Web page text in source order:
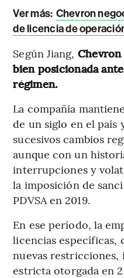
Ver más: Chevron
de licencia de
Según Jiang,
bien posicionada
régimen.
La compañía
de un siglo en el país
sucesivos cambios
aunque con un
interrupciones y
la imposición de
PDVSA en 2019.
En ese período, la
licencias específicas,
nuevas restricciones,
estricta otorgada en